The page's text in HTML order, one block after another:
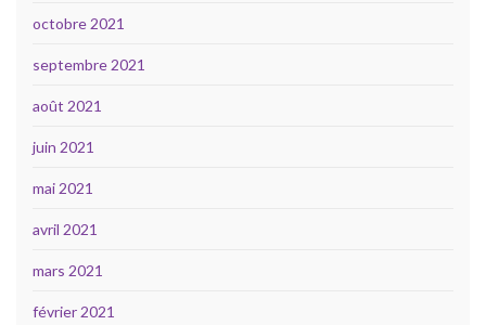
octobre 2021
septembre 2021
août 2021
juin 2021
mai 2021
avril 2021
mars 2021
février 2021